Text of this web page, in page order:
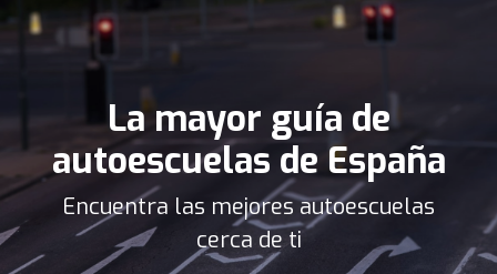
La mayor guía de
autoescuelas de España
Encuentra las mejores autoescuelas
cerca de ti